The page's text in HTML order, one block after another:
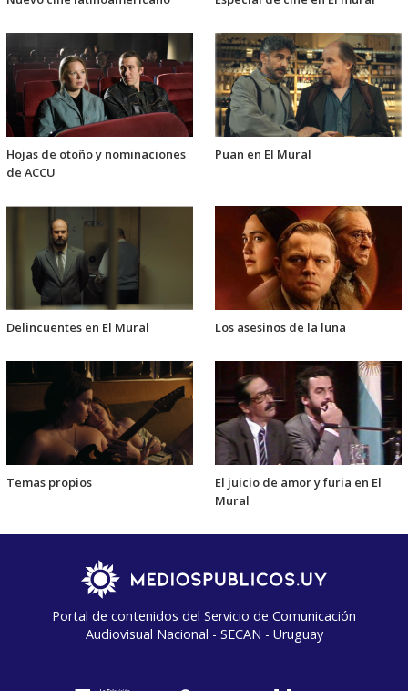
Hojas de otoño y nominaciones
de ACCU
Puan en El Mural
Delincuentes en El Mural Los asesinos de la luna
Temas propios
El juicio de amor y furia en El
Mural
Portal de contenidos del Servicio de Comunicación
Audiovisual Nacional - SECAN - Uruguay